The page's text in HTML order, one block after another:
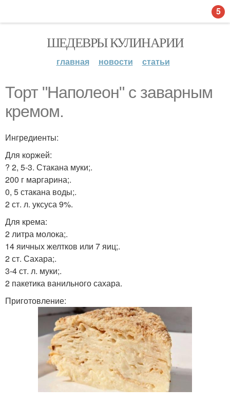
ШЕДЕВРЫ КУЛИНАРИИ
главная новости статьи
Торт "Наполеон" с заварным
кремом.
Ингредиенты:
Для коржей:
? 2, 5-3. Стакана муки;.
200 г маргарина;.
0, 5 стакана воды;.
2 ст. л. уксуса 9%.
Для крема:
2 литра молока;.
14 яичных желтков или 7 яиц;.
2 ст. Сахара;.
3-4 ст. л. муки;.
2 пакетика ванильного сахара.
Приготовление:
5